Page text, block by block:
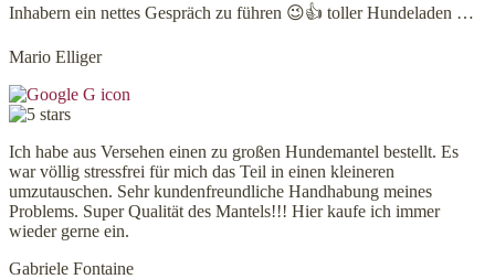
Inhabern ein nettes Gespräch zu führen 😉👍 toller Hundeladen …
Mario Elliger
Ich habe aus Versehen einen zu großen Hundemantel bestellt. Es
war völlig stressfrei für mich das Teil in einen kleineren
umzutauschen. Sehr kundenfreundliche Handhabung meines
Problems. Super Qualität des Mantels!!! Hier kaufe ich immer
wieder gerne ein.
Gabriele Fontaine